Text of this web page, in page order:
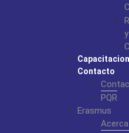
y
Contacto
PQR
Erasmus